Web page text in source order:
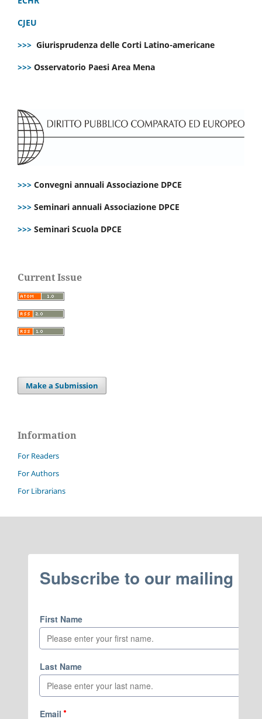
CJEU
>>> Giurisprudenza delle Corti Latino-americane
>>> Osservatorio Paesi Area Mena
>>> Convegni annuali Associazione DPCE
>>> Seminari annuali Associazione DPCE
>>> Seminari Scuola DPCE
Current Issue
Make a Submission
Information
For Readers
For Authors
For Librarians